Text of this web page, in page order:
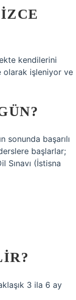
kendilerini
olarak işleniyor ve
sonunda başarılı
başlarlar;
Sınavı (İstisna
3 ila 6 ay